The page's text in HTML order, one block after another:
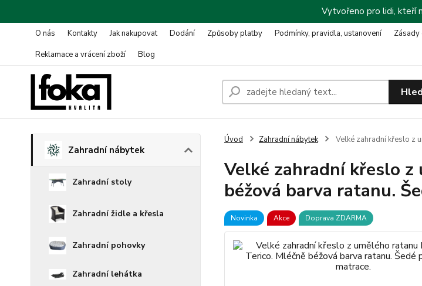
Vytvořeno pro lidi, kteří
O nás Kontakty Jak nakupovat Dodání Způsoby platby Podmínky, pravidla, ustanovení
Zásady
Reklamace a vrácení zboží
Blog
Zahradní nábytek
Zahradní stoly
Zahradní židle a křesla
Zahradní pohovky
Zahradní lehátka
Úvod Zahradní nábytek Velké zahradní křeslo z
Velké zahradní křeslo z
béžová barva ratanu.
Novinka Akce Doprava ZDARMA